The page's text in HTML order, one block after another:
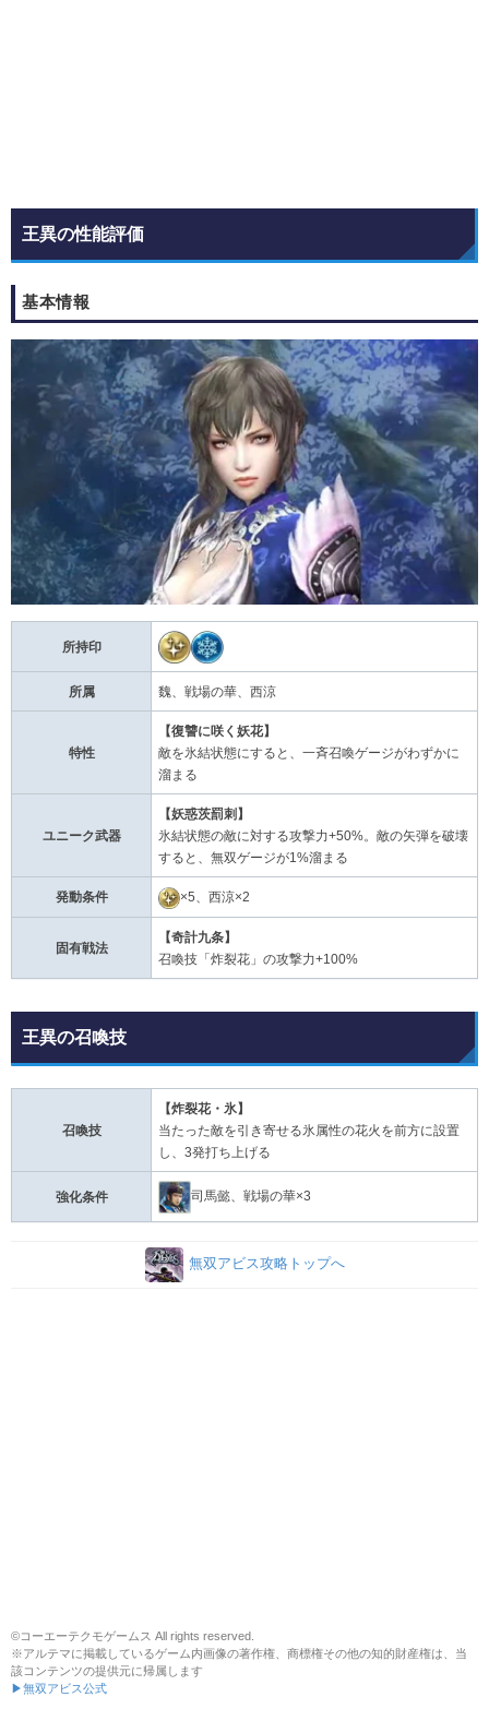
王異の性能評価
基本情報
所持印
所属 魏、戦場の華、西涼
特性
【復讐に咲く妖花】
敵を氷結状態にすると、一斉召喚ゲージがわずかに
溜まる
ユニーク武器
【妖惑茨罰刺】
氷結状態の敵に対する攻撃力+50%。敵の矢弾を破壊
すると、無双ゲージが1%溜まる
発動条件 ×5、西涼×2
固有戦法
【奇計九条】
召喚技「炸裂花」の攻撃力+100%
王異の召喚技
召喚技
【炸裂花・氷】
当たった敵を引き寄せる氷属性の花火を前方に設置
し、3発打ち上げる
強化条件 司馬懿、戦場の華×3
無双アビス攻略トップへ
©コーエーテクモゲームス All rights reserved.
※アルテマに掲載しているゲーム内画像の著作権、商標権その他の知的財産権は、当
該コンテンツの提供元に帰属します
▶無双アビス公式